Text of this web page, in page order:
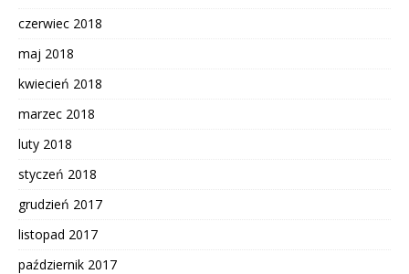
czerwiec 2018
maj 2018
kwiecień 2018
marzec 2018
luty 2018
styczeń 2018
grudzień 2017
listopad 2017
październik 2017